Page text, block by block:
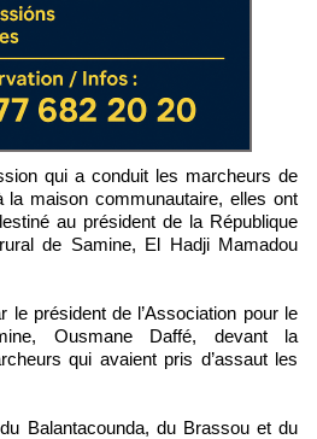
la maison communautaire, elles ont
au président de la République
de Samine, El Hadji Mamadou
le président de l’Association pour le
Ousmane Daffé, devant la
qui avaient pris d’assaut les
Balantacounda, du Brassou et du